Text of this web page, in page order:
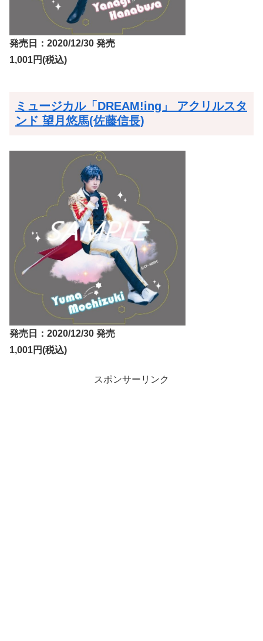
発売日：2020/12/30 発売
1,001円(税込)
ミュージカル「DREAM!ing」 アクリルスタ
ンド 望月悠馬(佐藤信長)
発売日：2020/12/30 発売
1,001円(税込)
スポンサーリンク